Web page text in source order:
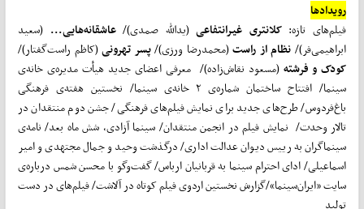
رویدادها
فیلم‌های تازه: کلانتری غیرانتفاعی(یدالله صمدی)/ عاشقانه‌هایی...(سعید
ابراهیمی‌فر)/نظام از راست(محمدرضا ورزی)/پسر تهرونی(کاظم راست‌گفتار)/
کودک و فرشته(مسعود نقاش‌زاده)/ معرفی اعضای جدید هیأت مدیره‌ی خانه‌ی
سینما/ افتتاح ساختمان شماره‌ی ۲ خانه‌ی سینما/ نخستین هفته‌ی فرهنگی
باغ‌فردوس/ طرح‌های جدید برای نمایش فیلم‌های فرهنگی/ جشن دوم منتقدان در
تالار وحدت/ نمایش فیلم در انجمن منتقدان/ سینما آزادی، شش ماه بعد/ نامه‌ی
سینماگران به رییس دیوان عدالت اداری/ درگذشت وحید و جمال مجتهدی و امیر
اسماعیلی/ ادای احترام سینما به قربانیان ارباس/ گفت‌وگو با محسن شمس درباره‌ی
سایت «ایران‌سینما»/گزارش نخستین اردوی فیلم کوتاه در آلاشت/ فیلم‌های در دست
تولید